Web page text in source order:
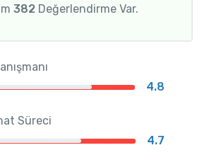
382 Değerlendirme Var.
4.8
Süreci
4.7